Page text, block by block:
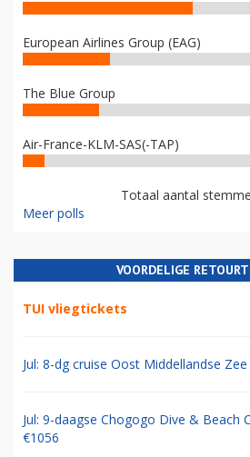
European Airlines Group (EAG)
The Blue Group
Air-France-KLM-SAS(-TAP)
Totaal aantal
Meer polls
VOORDELIGE
TUI vliegtickets
Jul: 8-dg cruise Oost Middellandse
Jul: 9-daagse Chogogo Dive & Beach
€1056